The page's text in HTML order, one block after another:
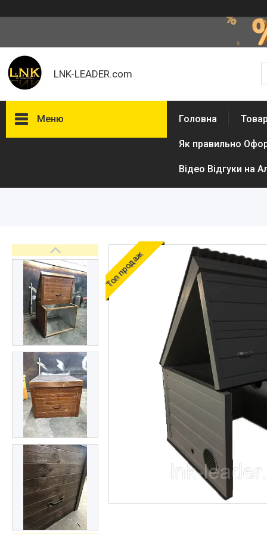
LNK-LEADER.com
Меню
Фотогалерея
Головна
Як правильно
Відео Відгуки на
Топ продаж